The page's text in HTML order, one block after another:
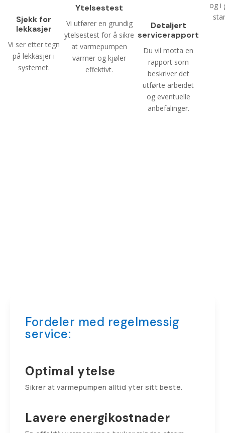
Sjekk for
lekkasjer
Vi ser etter tegn
på lekkasjer i
systemet.
Ytelsestest
Vi utfører en grundig
ytelsestest for å sikre
at varmepumpen
varmer og kjøler
effektivt.
Detaljert
servicerapport
Du vil motta en
rapport som
beskriver det
utførte arbeidet
og eventuelle
anbefalinger.
og i
Fordeler med regelmessig
service:
Optimal ytelse
Sikrer at varmepumpen alltid yter sitt beste.
Lavere energikostnader